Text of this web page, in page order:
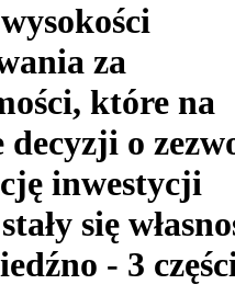
za
które na
decyzji o
inwestycji
się
- 3